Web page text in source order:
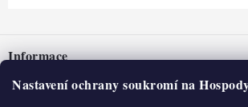
Nastavení ochrany soukromí na
pInformace
Nepřevzetí zásilky na dobírku
O nás